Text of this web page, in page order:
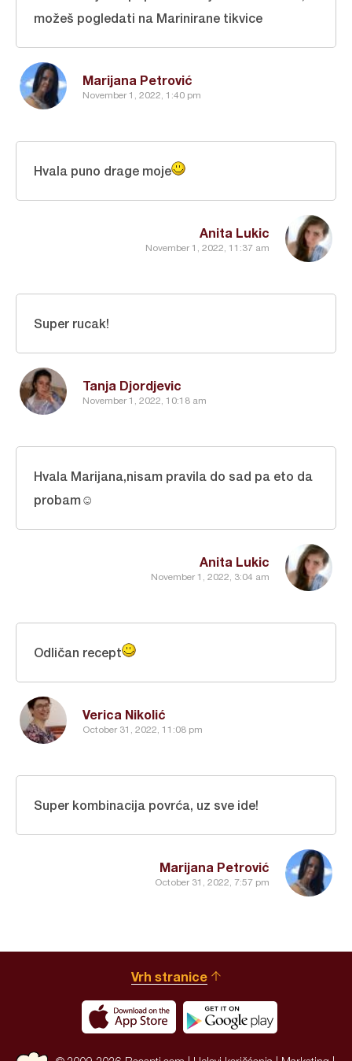
Marijana Petrović
November 1, 2022, 1:40 pm
možeš pogledati na Marinirane tikvice
Anita Lukic
November 1, 2022, 11:37 am
Hvala puno drage moje
Tanja Djordjevic
November 1, 2022, 10:18 am
Super rucak!
Anita Lukic
November 1, 2022, 3:04 am
Hvala Marijana,nisam pravila do sad pa eto da
probam☺️
Verica Nikolić
October 31, 2022, 11:08 pm
Odličan recept
Marijana Petrović
October 31, 2022, 7:57 pm
Super kombinacija povrća, uz sve ide!
Vrh stranice